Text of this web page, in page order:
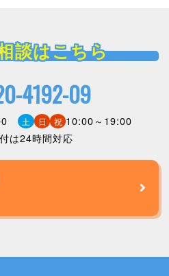
談はこちら
4192-09
土 日 祝 10:00～19:00
は24時間対応